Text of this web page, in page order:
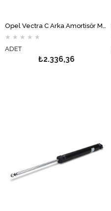
★ ★ ★ ★ ★
ADET
₺2.336,36